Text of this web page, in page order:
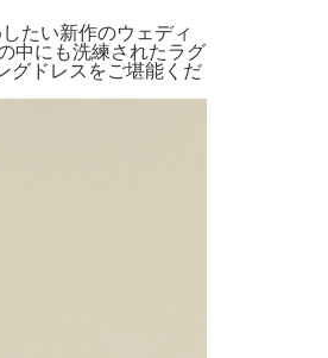
たい新作のウェディ
中にも洗練されたラグ
グドレスをご堪能くだ